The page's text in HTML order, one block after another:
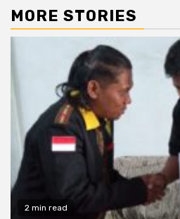
MORE STORIES
2 min read